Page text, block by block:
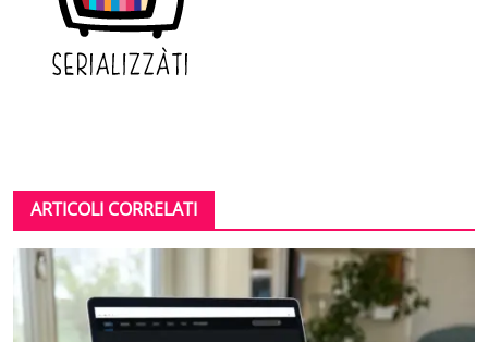
ARTICOLI CORRELATI